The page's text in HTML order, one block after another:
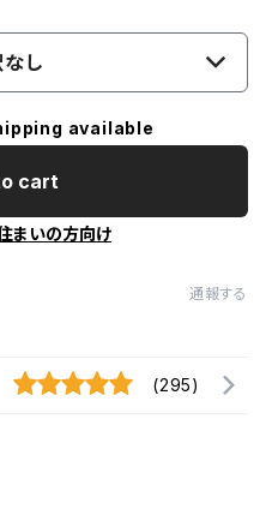
し
available
cart
まいの方向け
通報する
(295)